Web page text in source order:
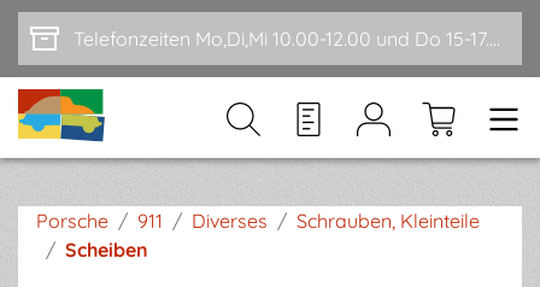
Zum Hauptinhalt springen Telefonzeiten Mo,Di,Mi 10.00-12.00 und Do 15-17.00
Porsche / 911 / Diverses / Schrauben, Kleinteile
/ Scheiben